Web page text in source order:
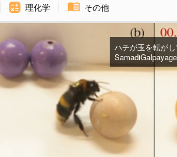
理化学 その他
ハチが玉を転が